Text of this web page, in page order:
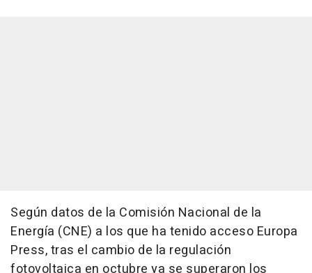
Según datos de la Comisión Nacional de la
Energía (CNE) a los que ha tenido acceso Europa
Press, tras el cambio de la regulación
fotovoltaica en octubre ya se superaron los